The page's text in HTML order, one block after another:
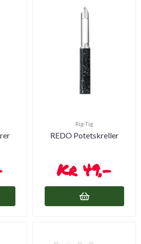
Rig-Tig
REDO Potetskreller
49,-